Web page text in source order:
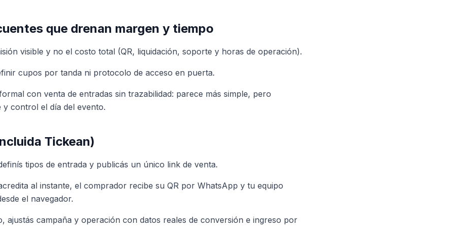
que drenan margen y tiempo
visible y no el costo total (QR, liquidación, soporte y horas de operación).
cupos por tanda ni protocolo de acceso en puerta.
con venta de entradas sin trazabilidad: parece más simple, pero
control el día del evento.
Tickean)
tipos de entrada y publicás un único link de venta.
al instante, el comprador recibe su QR por WhatsApp y tu equipo
el navegador.
ajustás campaña y operación con datos reales de conversión e ingreso por